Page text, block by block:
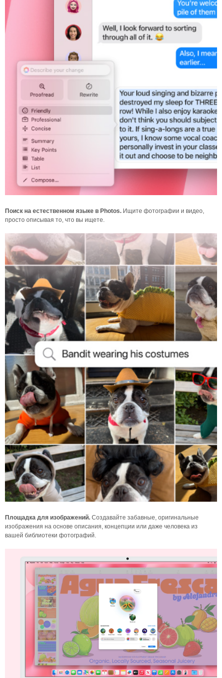
Поиск на естественном языке в Photos. Ищите фотографии и видео,
просто описывая то, что вы ищете.
Площадка для изображений. Создавайте забавные, оригинальные
изображения на основе описания, концепции или даже человека из
вашей библиотеки фотографий.